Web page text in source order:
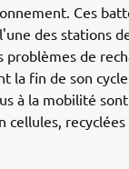
Ces
des stations
problèmes de
fin de son
à la mobilité
cellules,